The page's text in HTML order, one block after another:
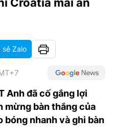
sẻ Zalo
Anh đã cố gắng lợi
mừng bàn thắng của
bóng nhanh và ghi bàn